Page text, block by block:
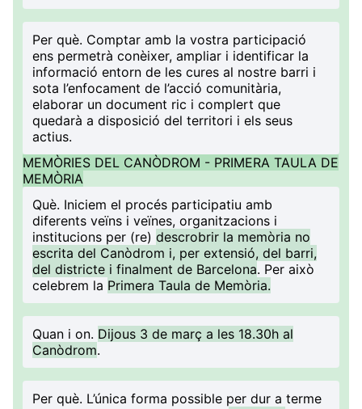
Per què. Comptar amb la vostra participació
ens permetrà conèixer, ampliar i identificar la
informació entorn de les cures al nostre barri i
sota l’enfocament de l’acció comunitària,
elaborar un document ric i complert que
quedarà a disposició del territori i els seus
actius.
MEMÒRIES DEL CANÒDROM - PRIMERA TAULA DE
MEMÒRIA
Què. Iniciem el procés participatiu amb
diferents veïns i veïnes, organitzacions i
institucions per (re) descrobrir la memòria no
escrita del Canòdrom i, per extensió, del barri,
del districte i finalment de Barcelona. Per això
celebrem la Primera Taula de Memòria.
Quan i on. Dijous 3 de març a les 18.30h al
Canòdrom.
Per què. L’única forma possible per dur a terme